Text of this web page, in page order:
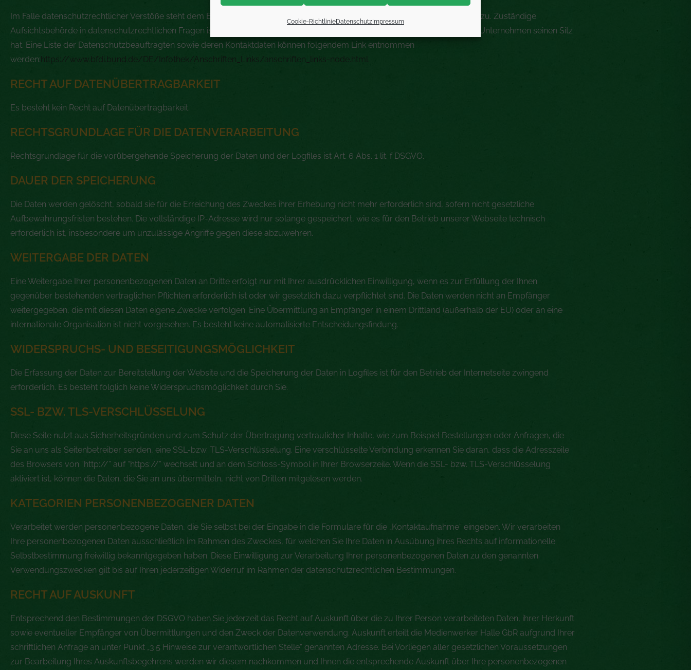
Cookie-RichtlinieDatenschutzImpressum
Im Falle datenschutzrechtlicher Verstöße steht dem Betroffenen ein Beschwerderecht bei der zuständigen Aufsichtsbehörde zu. Zuständige
Aufsichtsbehörde in datenschutzrechtlichen Fragen ist der Landesdatenschutzbeauftragte des Bundeslandes, in dem unser Unternehmen seinen Sitz
hat. Eine Liste der Datenschutzbeauftragten sowie deren Kontaktdaten können folgendem Link entnommen
werden:https://www.bfdi.bund.de/DE/Infothek/Anschriften_Links/anschriften_links-node.html.
RECHT AUF DATENÜBERTRAGBARKEIT
Es besteht kein Recht auf Datenübertragbarkeit.
RECHTSGRUNDLAGE FÜR DIE DATENVERARBEITUNG
Rechtsgrundlage für die vorübergehende Speicherung der Daten und der Logfiles ist Art. 6 Abs. 1 lit. f DSGVO.
DAUER DER SPEICHERUNG
Die Daten werden gelöscht, sobald sie für die Erreichung des Zweckes ihrer Erhebung nicht mehr erforderlich sind, sofern nicht gesetzliche
Aufbewahrungsfristen bestehen. Die vollständige IP-Adresse wird nur solange gespeichert, wie es für den Betrieb unserer Webseite technisch
erforderlich ist, insbesondere um unzulässige Angriffe gegen diese abzuwehren.
WEITERGABE DER DATEN
Eine Weitergabe Ihrer personenbezogenen Daten an Dritte erfolgt nur mit Ihrer ausdrücklichen Einwilligung, wenn es zur Erfüllung der Ihnen
gegenüber bestehenden vertraglichen Pflichten erforderlich ist oder wir gesetzlich dazu verpflichtet sind. Die Daten werden nicht an Empfänger
weitergegeben, die mit diesen Daten eigene Zwecke verfolgen. Eine Übermittlung an Empfänger in einem Drittland (außerhalb der EU) oder an eine
internationale Organisation ist nicht vorgesehen. Es besteht keine automatisierte Entscheidungsfindung.
WIDERSPRUCHS- UND BESEITIGUNGSMÖGLICHKEIT
Die Erfassung der Daten zur Bereitstellung der Website und die Speicherung der Daten in Logfiles ist für den Betrieb der Internetseite zwingend
erforderlich. Es besteht folglich keine Widerspruchsmöglichkeit durch Sie.
SSL- BZW. TLS-VERSCHLÜSSELUNG
Diese Seite nutzt aus Sicherheitsgründen und zum Schutz der Übertragung vertraulicher Inhalte, wie zum Beispiel Bestellungen oder Anfragen, die
Sie an uns als Seitenbetreiber senden, eine SSL-bzw. TLS-Verschlüsselung. Eine verschlüsselte Verbindung erkennen Sie daran, dass die Adresszeile
des Browsers von “http://” auf “https://” wechselt und an dem Schloss-Symbol in Ihrer Browserzeile. Wenn die SSL- bzw. TLS-Verschlüsselung
aktiviert ist, können die Daten, die Sie an uns übermitteln, nicht von Dritten mitgelesen werden.
KATEGORIEN PERSONENBEZOGENER DATEN
Verarbeitet werden personenbezogene Daten, die Sie selbst bei der Eingabe in die Formulare für die „Kontaktaufnahme“ eingeben. Wir verarbeiten
Ihre personenbezogenen Daten ausschließlich im Rahmen des Zweckes, für welchen Sie Ihre Daten in Ausübung ihres Rechts auf informationelle
Selbstbestimmung freiwillig bekanntgegeben haben. Diese Einwilligung zur Verarbeitung Ihrer personenbezogenen Daten zu den genannten
Verwendungszwecken gilt bis auf Ihren jederzeitigen Widerruf im Rahmen der datenschutzrechtlichen Bestimmungen.
RECHT AUF AUSKUNFT
Entsprechend den Bestimmungen der DSGVO haben Sie jederzeit das Recht auf Auskunft über die zu Ihrer Person verarbeiteten Daten, ihrer Herkunft
sowie eventueller Empfänger von Übermittlungen und den Zweck der Datenverwendung. Auskunft erteilt die Medienwerker Halle GbR aufgrund Ihrer
schriftlichen Anfrage an unter Punkt „3.5 Hinweise zur verantwortlichen Stelle“ genannten Adresse. Bei Vorliegen aller gesetzlichen Voraussetzungen
zur Bearbeitung Ihres Auskunftsbegehrens werden wir diesem nachkommen und Ihnen die entsprechende Auskunft über Ihre personenbezogenen